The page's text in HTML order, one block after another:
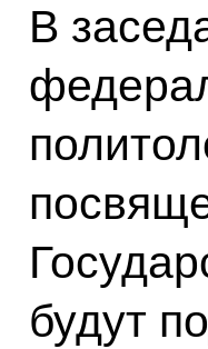
В
будут